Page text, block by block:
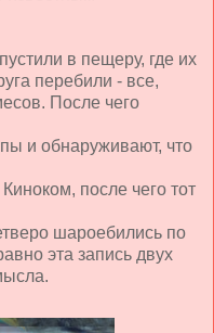
в пещеру, где их
перебили - все,
После чего
и обнаруживают, что
после чего тот
шароебились по
эта запись двух